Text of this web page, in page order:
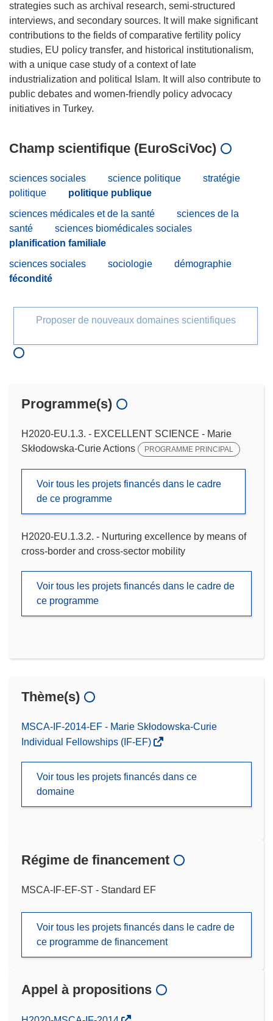
strategies such as archival research, semi-structured
interviews, and secondary sources. It will make significant
contributions to the fields of comparative fertility policy
studies, EU policy transfer, and historical institutionalism,
with a unique case study of a context of late
industrialization and political Islam. It will also contribute to
public debates and women-friendly policy advocacy
Champ scientifique (EuroSciVoc)
sciences sociales science politique
stratégie
politique
politique publique
sciences médicales et de la santé
sciences de la
santé
sciences biomédicales sociales
planification familiale
sciences sociales
sociologie
démographie
fécondité
Proposer de nouveaux domaines scientifiques
Programme(s)
H2020-EU.1.3. - EXCELLENT SCIENCE - Marie
Skłodowska-Curie Actions
PROGRAMME PRINCIPAL
Voir tous les projets financés dans le cadre
de ce programme
H2020-EU.1.3.2. - Nurturing excellence by means of
cross-border and cross-sector mobility
Voir tous les projets financés dans le cadre de
ce programme
Thème(s)
MSCA-IF-2014-EF - Marie Skłodowska-Curie
Individual Fellowships (IF-EF)
Voir tous les projets financés dans ce
domaine
Régime de financement
MSCA-IF-EF-ST - Standard EF
Voir tous les projets financés dans le cadre de
ce programme de financement
Appel à propositions